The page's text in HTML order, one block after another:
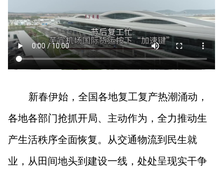
山西日报 山西晚报 山西经济日报 山西农民报
山西市场导报 山西法治报
忻州
晋中 阳泉 长治 晋城
临汾 运城
新春伊始，全国各地复工复产热潮涌动，
各地各部门抢抓开局、主动作为，全力推动生
产生活秩序全面恢复。从交通物流到民生就
业，从田间地头到建设一线，处处呈现实干争